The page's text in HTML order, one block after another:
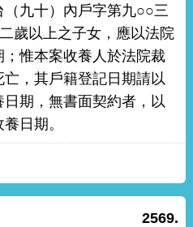
九十）內戶字第九○○三
歲以上之子女，應以法院
惟本案收養人於法院裁
，其戶籍登記日期請以
期，無書面契約者，以
日期。
2569.